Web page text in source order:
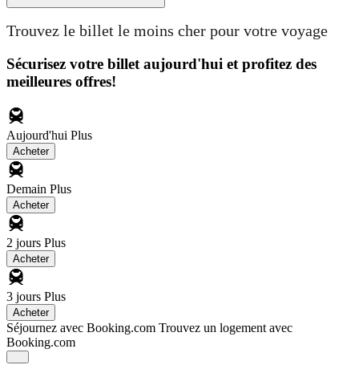
Trouvez le billet le moins cher pour votre voyage
Sécurisez votre billet aujourd'hui et profitez des
meilleures offres!
Aujourd'hui Plus
Acheter
Demain Plus
Acheter
2 jours Plus
Acheter
3 jours Plus
Acheter
Séjournez avec Booking.com Trouvez un logement avec
Booking.com